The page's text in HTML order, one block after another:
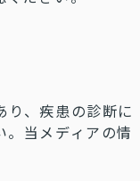
、疾患の診断に
当メディアの情